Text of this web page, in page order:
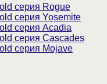
серия Rogue
серия Yosemite
серия Acadia
серия Cascades
серия Mojave